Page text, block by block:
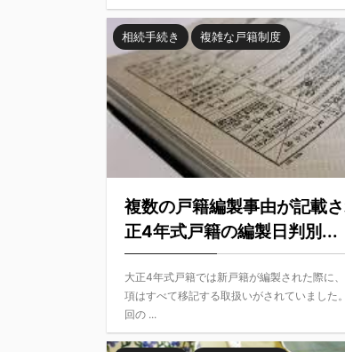
相続手続き 複雑な戸籍制度
複数の戸籍編製事由が記載
正4年式戸籍の編製日判別...
大正4年式戸籍では新戸籍が編製された際に
項はすべて移記する取扱いがされていました
回の ...